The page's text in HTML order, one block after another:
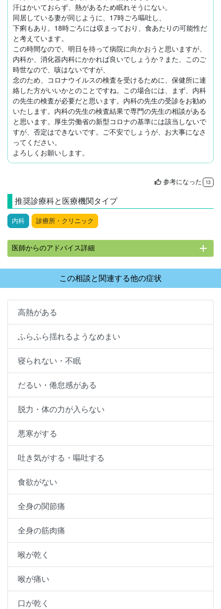
汗はかいておらず、熱があるため眠れそうにない。
同居している妻が同じように、17時ごろ嘔吐し、
下痢もあり。18時ごろには収まっており、食あたりの可能性だ
と考えています。
この時間なので、明日を待って病院に向かおうと思いますが、
内科か、消化器内科にかかれば良いでしょうか？また、このご
時世なので、咳はないですが、
念のため、コロナウイルスの検査を受けるために、保健所に連
絡した方がいいかとのことですね。この場合には、まず、内科
の先生の検査が必要だと思います。内科の先生の受診をお勧め
いたします。内科の先生の検査結果で専門の先生の相談がある
と思います。厚生労働省の新型コロナの基準には該当しないで
すが、否定はできないです。ご不安でしょうが、お大事になさ
ってください。
よろしくお願いします。
thumb_up 参考になった 13
推奨診療科と医療機関タイプ
内科 診療所・クリニック
医師からのアドバイス詳細 add
この相談と関連する他の症状
高熱がある
ふらふら揺れるようなめまい
寝られない・不眠
だるい・倦怠感がある
脱力・体の力が入らない
悪寒がする
吐き気がする・嘔吐する
食欲がない
全身の関節痛
全身の筋肉痛
喉が乾く
喉が痛い
口が乾く